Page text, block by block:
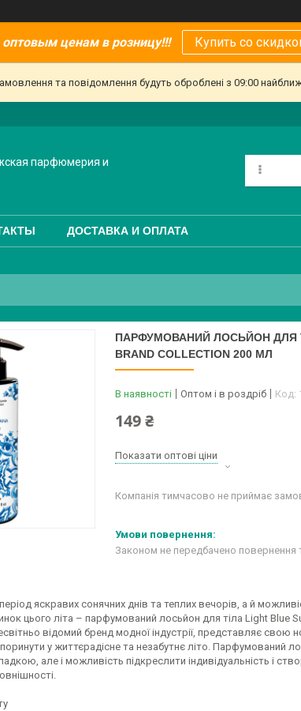
оптовым ценам в розницу!!! Купить со
та повідомлення будуть оброблені з 09:00
парфюмерия и
ДОСТАВКА И ОПЛАТА
ПАРФУМОВАНИЙ ЛОСЬЙОН ДЛЯ
BRAND COLLECTION 200 МЛ
В наявності Оптом і в роздріб Код:
149 ₴
Показати оптові ціни
Компанія тимчасово не приймає
Законом не передбачено повернення
яскравих сонячних днів та теплих вечорів, а й
цього літа – парфумований лосьйон для тіла Light Blue
відомий бренд модної індустрії, представляє свою
у життєрадісне та незабутнє літо. Парфумований
але і можливість підкреслити індивідуальність і